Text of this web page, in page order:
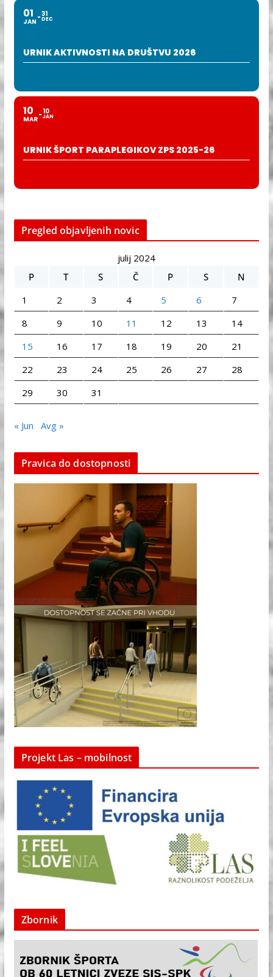
01
JAN
31
DEC
URNIK AKTIVNOSTI NA DRUŠTVU 2026
10
MAR
10
JAN
URNIK ŠPORT PARAPLEGIKOV ZPS 2025-26
Pregled objavljenih novic
julij 2024
P
T S Č P S
N
1
2 3 4 5 6
7
8
9 10 11 12 13
14
15
16 17 18 19 20
21
22
23 24 25 26 27
28
29
30 31
« Jun Avg »
Pravica do dostopnosti
Projekt Las – mobilnost
Zbornik